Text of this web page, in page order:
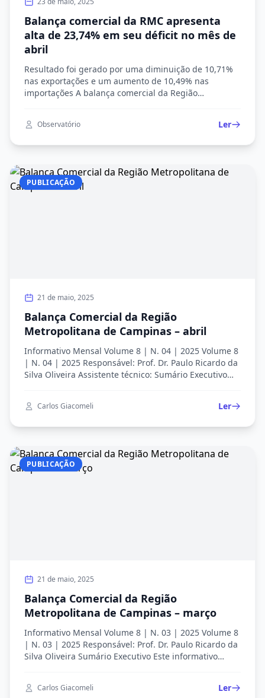
Balança comercial da RMC apresenta
alta de 23,74% em seu déficit no mês de
abril
Resultado foi gerado por uma diminuição de 10,71%
nas exportações e um aumento de 10,49% nas
importações A balança comercial da Região
existente. Isso se deu, em especial, por conta do
Observatório Ler
PUBLICAÇÃO
21 de maio, 2025
Balança Comercial da Região
Metropolitana de Campinas – abril
Informativo Mensal Volume 8 | N. 04 | 2025 Volume 8
| N. 04 | 2025 Responsável: Prof. Dr. Paulo Ricardo da
Silva Oliveira Assistente técnico: Sumário Executivo
3/2025. Os dados utilizados nas análises são da base
Carlos Giacomeli Ler
PUBLICAÇÃO
21 de maio, 2025
Balança Comercial da Região
Metropolitana de Campinas – março
Informativo Mensal Volume 8 | N. 03 | 2025 Volume 8
| N. 03 | 2025 Responsável: Prof. Dr. Paulo Ricardo da
Silva Oliveira Sumário Executivo Este informativo
utilizados nas análises são da base do Ministério do
Carlos Giacomeli Ler